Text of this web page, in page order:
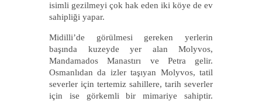
isimli gezilmeyi çok hak eden iki köye de ev
sahipliği yapar.
Midilli’de görülmesi gereken yerlerin
başında kuzeyde yer alan Molyvos,
Mandamados Manastırı ve Petra gelir.
Osmanlıdan da izler taşıyan Molyvos, tatil
severler için tertemiz sahillere, tarih severler
için ise görkemli bir mimariye sahiptir.